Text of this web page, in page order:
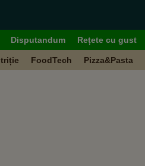
Disputandum Rețete cu gust
FoodTech Pizza&Pasta